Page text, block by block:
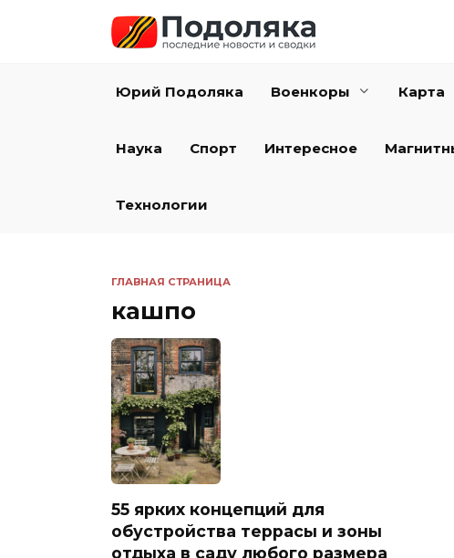
Юрий Подоляка Военкоры Карта
Наука Спорт Интересное
Технологии
ГЛАВНАЯ СТРАНИЦА
кашпо
55 ярких концепций для
обустройства террасы и зоны
отдыха в саду любого размера